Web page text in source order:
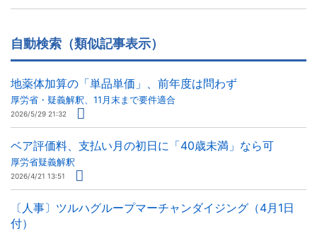
自動検索（類似記事表示）
地薬体加算の「単品単価」、前年度は問わず
厚労省・疑義解釈、11月末まで要件適合
2026/5/29 21:32
ベア評価料、支払い月の初日に「40歳未満」なら可
厚労省疑義解釈
2026/4/21 13:51
〔人事〕ツルハグループマーチャンダイジング（4月1日
付）